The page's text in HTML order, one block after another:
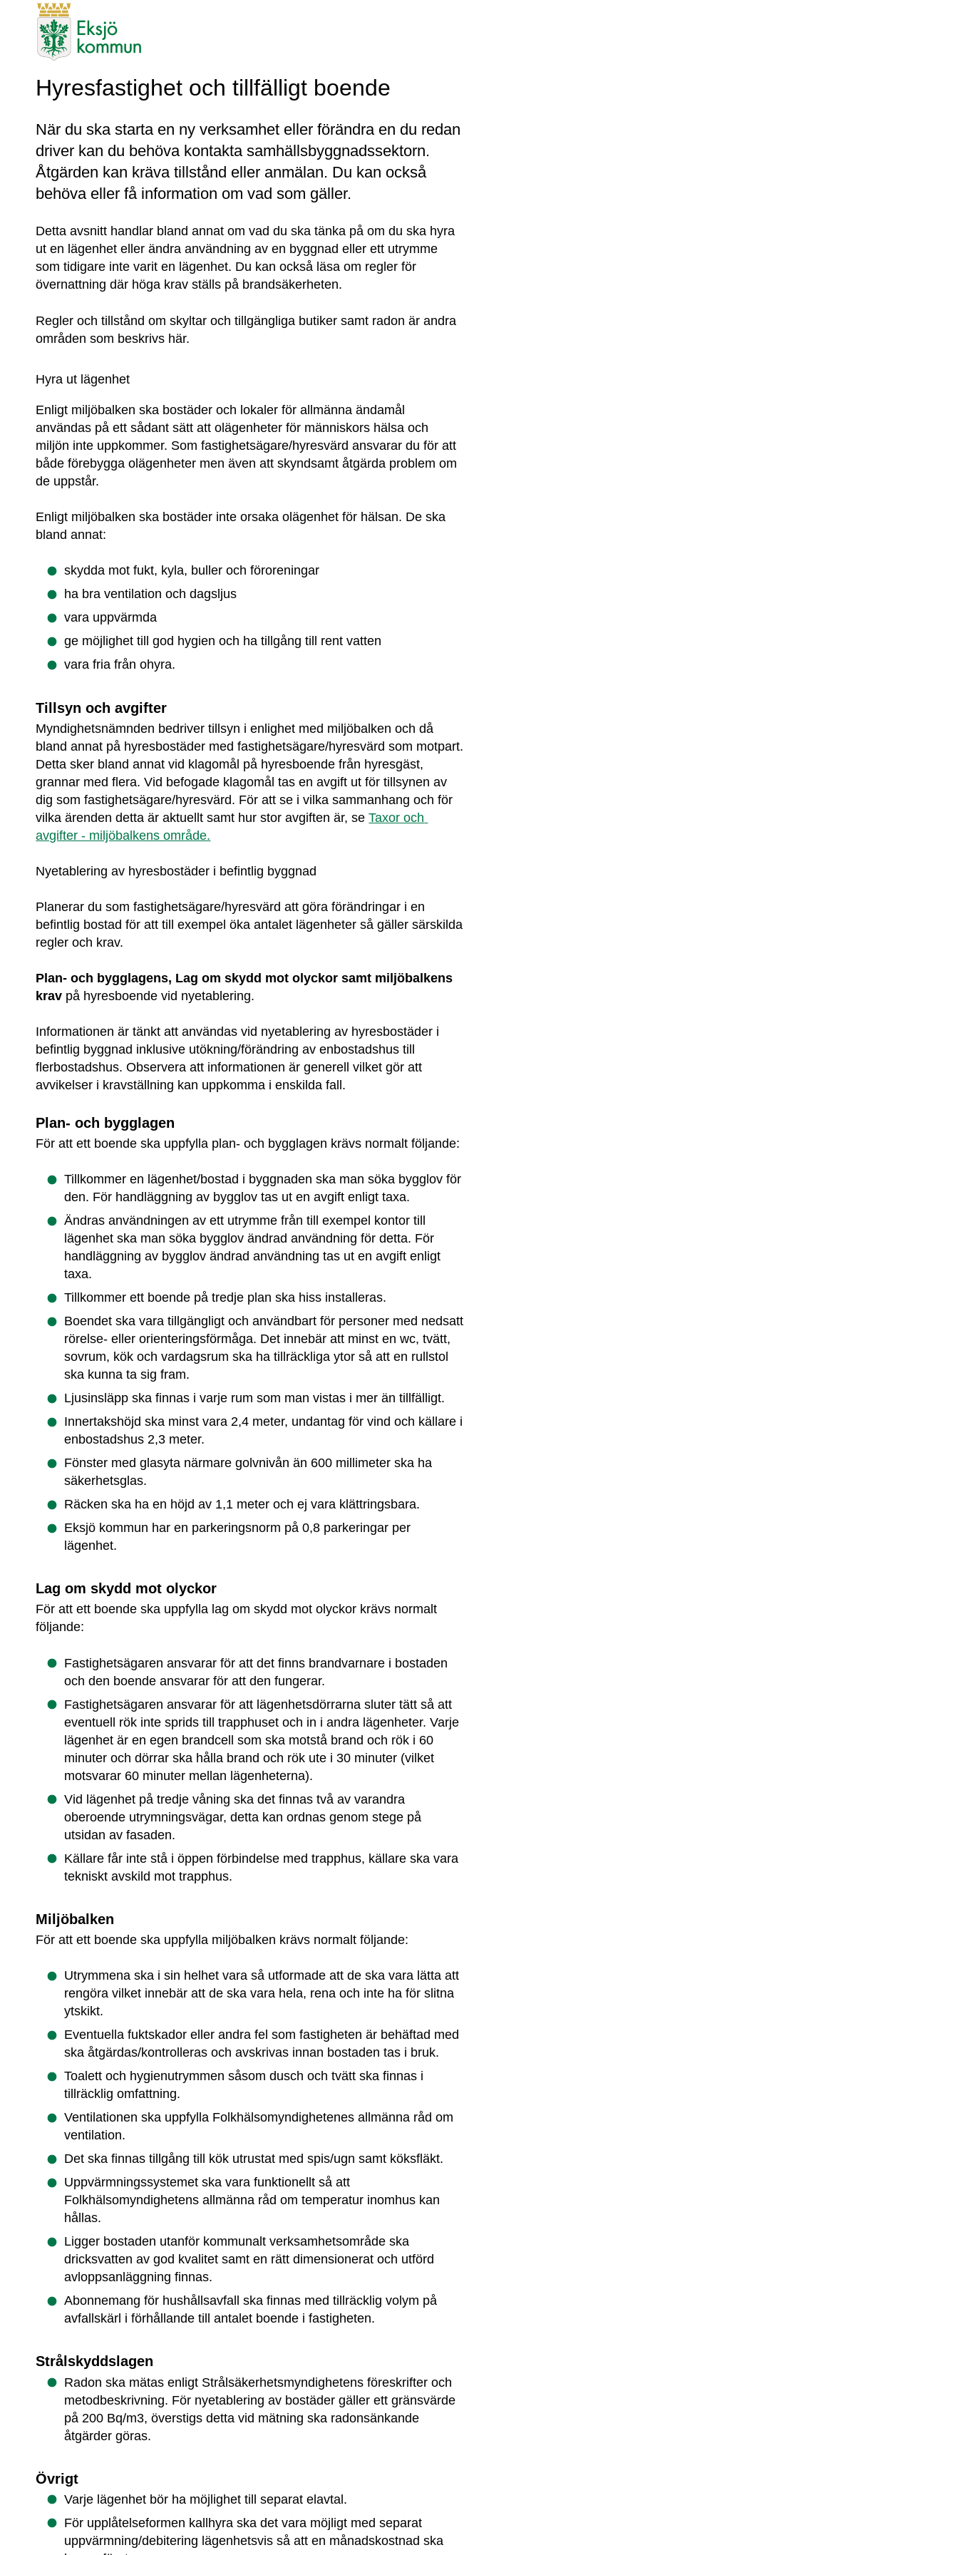
Hyresfastighet och tillfälligt boende
När du ska starta en ny verksamhet eller förändra en du redan
driver kan du behöva kontakta samhällsbyggnadssektorn.
Åtgärden kan kräva tillstånd eller anmälan. Du kan också
behöva eller få information om vad som gäller.
Detta avsnitt handlar bland annat om vad du ska tänka på om du ska hyra
ut en lägenhet eller ändra användning av en byggnad eller ett utrymme
som tidigare inte varit en lägenhet. Du kan också läsa om regler för
övernattning där höga krav ställs på brandsäkerheten.
Regler och tillstånd om skyltar och tillgängliga butiker samt radon är andra
områden som beskrivs här.
Hyra ut lägenhet
Enligt miljöbalken ska bostäder och lokaler för allmänna ändamål
användas på ett sådant sätt att olägenheter för människors hälsa och
miljön inte uppkommer. Som fastighetsägare/hyresvärd ansvarar du för att
både förebygga olägenheter men även att skyndsamt åtgärda problem om
de uppstår.
Enligt miljöbalken ska bostäder inte orsaka olägenhet för hälsan. De ska
bland annat:
skydda mot fukt, kyla, buller och föroreningar
ha bra ventilation och dagsljus
vara uppvärmda
ge möjlighet till god hygien och ha tillgång till rent vatten
vara fria från ohyra.
Tillsyn och avgifter
Myndighetsnämnden bedriver tillsyn i enlighet med miljöbalken och då
bland annat på hyresbostäder med fastighetsägare/hyresvärd som motpart.
Detta sker bland annat vid klagomål på hyresboende från hyresgäst,
grannar med flera. Vid befogade klagomål tas en avgift ut för tillsynen av
dig som fastighetsägare/hyresvärd. För att se i vilka sammanhang och för
vilka ärenden detta är aktuellt samt hur stor avgiften är, se Taxor och
avgifter - miljöbalkens område.
Nyetablering av hyresbostäder i befintlig byggnad
Planerar du som fastighetsägare/hyresvärd att göra förändringar i en
befintlig bostad för att till exempel öka antalet lägenheter så gäller särskilda
regler och krav.
Plan- och bygglagens, Lag om skydd mot olyckor samt miljöbalkens
krav på hyresboende vid nyetablering.
Informationen är tänkt att användas vid nyetablering av hyresbostäder i
befintlig byggnad inklusive utökning/förändring av enbostadshus till
flerbostadshus. Observera att informationen är generell vilket gör att
avvikelser i kravställning kan uppkomma i enskilda fall.
Plan- och bygglagen
För att ett boende ska uppfylla plan- och bygglagen krävs normalt följande:
Tillkommer en lägenhet/bostad i byggnaden ska man söka bygglov för
den. För handläggning av bygglov tas ut en avgift enligt taxa.
Ändras användningen av ett utrymme från till exempel kontor till
lägenhet ska man söka bygglov ändrad användning för detta. För
handläggning av bygglov ändrad användning tas ut en avgift enligt
taxa.
Tillkommer ett boende på tredje plan ska hiss installeras.
Boendet ska vara tillgängligt och användbart för personer med nedsatt
rörelse- eller orienteringsförmåga. Det innebär att minst en wc, tvätt,
sovrum, kök och vardagsrum ska ha tillräckliga ytor så att en rullstol
ska kunna ta sig fram.
Ljusinsläpp ska finnas i varje rum som man vistas i mer än tillfälligt.
Innertakshöjd ska minst vara 2,4 meter, undantag för vind och källare i
enbostadshus 2,3 meter.
Fönster med glasyta närmare golvnivån än 600 millimeter ska ha
säkerhetsglas.
Räcken ska ha en höjd av 1,1 meter och ej vara klättringsbara.
Eksjö kommun har en parkeringsnorm på 0,8 parkeringar per
lägenhet.
Lag om skydd mot olyckor
För att ett boende ska uppfylla lag om skydd mot olyckor krävs normalt
följande:
Fastighetsägaren ansvarar för att det finns brandvarnare i bostaden
och den boende ansvarar för att den fungerar.
Fastighetsägaren ansvarar för att lägenhetsdörrarna sluter tätt så att
eventuell rök inte sprids till trapphuset och in i andra lägenheter. Varje
lägenhet är en egen brandcell som ska motstå brand och rök i 60
minuter och dörrar ska hålla brand och rök ute i 30 minuter (vilket
motsvarar 60 minuter mellan lägenheterna).
Vid lägenhet på tredje våning ska det finnas två av varandra
oberoende utrymningsvägar, detta kan ordnas genom stege på
utsidan av fasaden.
Källare får inte stå i öppen förbindelse med trapphus, källare ska vara
tekniskt avskild mot trapphus.
Miljöbalken
För att ett boende ska uppfylla miljöbalken krävs normalt följande:
Utrymmena ska i sin helhet vara så utformade att de ska vara lätta att
rengöra vilket innebär att de ska vara hela, rena och inte ha för slitna
ytskikt.
Eventuella fuktskador eller andra fel som fastigheten är behäftad med
ska åtgärdas/kontrolleras och avskrivas innan bostaden tas i bruk.
Toalett och hygienutrymmen såsom dusch och tvätt ska finnas i
tillräcklig omfattning.
Ventilationen ska uppfylla Folkhälsomyndighetenes allmänna råd om
ventilation.
Det ska finnas tillgång till kök utrustat med spis/ugn samt köksfläkt.
Uppvärmningssystemet ska vara funktionellt så att
Folkhälsomyndighetens allmänna råd om temperatur inomhus kan
hållas.
Ligger bostaden utanför kommunalt verksamhetsområde ska
dricksvatten av god kvalitet samt en rätt dimensionerat och utförd
avloppsanläggning finnas.
Abonnemang för hushållsavfall ska finnas med tillräcklig volym på
avfallskärl i förhållande till antalet boende i fastigheten.
Strålskyddslagen
Radon ska mätas enligt Strålsäkerhetsmyndighetens föreskrifter och
metodbeskrivning. För nyetablering av bostäder gäller ett gränsvärde
på 200 Bq/m3, överstigs detta vid mätning ska radonsänkande
åtgärder göras.
Övrigt
Varje lägenhet bör ha möjlighet till separat elavtal.
För upplåtelseformen kallhyra ska det vara möjligt med separat
uppvärmning/debitering lägenhetsvis så att en månadskostnad ska